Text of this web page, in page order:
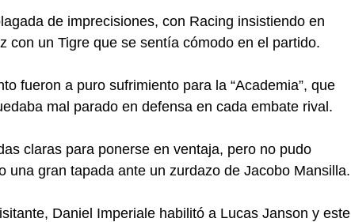
de imprecisiones, con Racing insistiendo en
con un Tigre que se sentía cómodo en el partido.
fueron a puro sufrimiento para la “Academia”, que
mal parado en defensa en cada embate rival.
claras para ponerse en ventaja, pero no pudo
una gran tapada ante un zurdazo de Jacobo Mansilla.
Daniel Imperiale habilitó a Lucas Janson y este